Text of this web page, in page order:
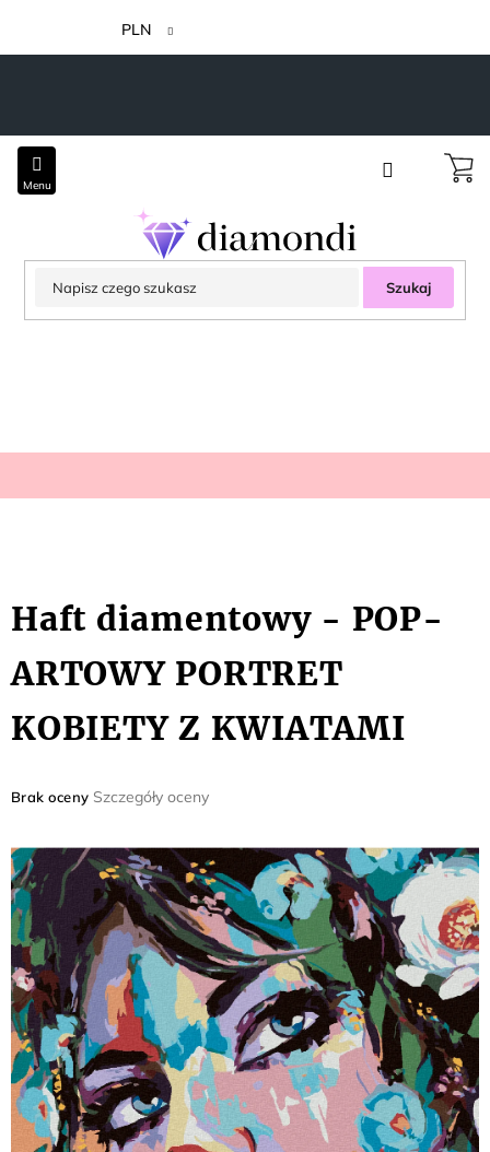
treści
PLN
Szukaj
Haft diamentowy - POP-
ARTOWY PORTRET
KOBIETY Z KWIATAMI
Średnia
wynosi
0,0
na
5
gwiazdek.
Brak oceny Szczegóły oceny